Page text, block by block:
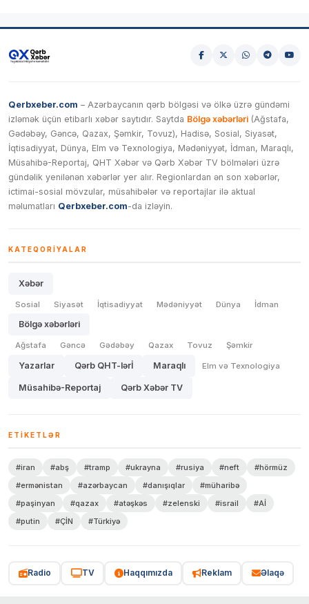
Qerbxeber.com – Azərbaycanın qərb bölgəsi və ölkə üzrə gündəmi
izləmək üçün etibarlı xəbər saytıdır. Saytda Bölgə xəbərləri (Ağstafa,
Gədəbəy, Gəncə, Qazax, Şəmkir, Tovuz), Hadisə, Sosial, Siyasət,
İqtisadiyyat, Dünya, Elm və Texnologiya, Mədəniyyət, İdman, Maraqlı,
Müsahibə-Reportaj, QHT Xəbər və Qərb Xəbər TV bölmələri üzrə
gündəlik yenilənən xəbərlər yer alır. Regionlardan ən son xəbərlər,
ictimai-sosial mövzular, müsahibələr və reportajlar ilə aktual
məlumatları Qerbxeber.com-da izləyin.
KATEQORIYALAR
Xəbər
Sosial Siyasət İqtisadiyyat Mədəniyyət Dünya İdman
Bölgə xəbərləri
Ağstafa Gəncə Gədəbəy Qazax Tovuz Şəmkir
Yazarlar Qərb QHT-lərİ Maraqlı Elm və Texnologiya
Müsahibə-Reportaj Qərb Xəbər TV
ETIKETLƏR
#iran #abş #tramp #ukrayna #rusiya #neft
#hörmüz
#ermənistan
#azərbaycan #danışıqlar
#müharibə
#paşinyan
#qazax #atəşkəs #zelenski #israil
#Aİ
#putin
#ÇİN #Türkiyə
Radio TV Haqqımızda Reklam Əlaqə